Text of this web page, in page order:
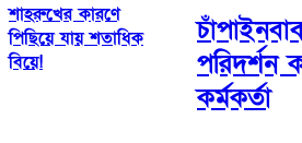
শাহরুখের কারণে
পিছিয়ে যায় শতাধিক
বিয়ে!
পরিদর্শন
কর্মকর্তা